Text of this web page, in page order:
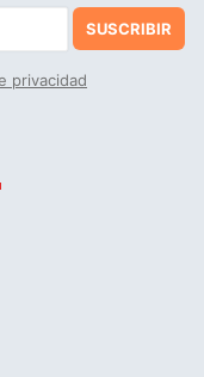
SUSCRIBIR
privacidad